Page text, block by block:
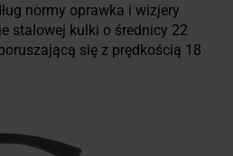
normy oprawka i wizjery
stalowej kulki o średnicy 22
się z prędkością 18